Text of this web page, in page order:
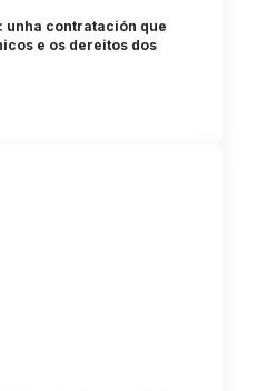
unha contratación que
e os dereitos dos